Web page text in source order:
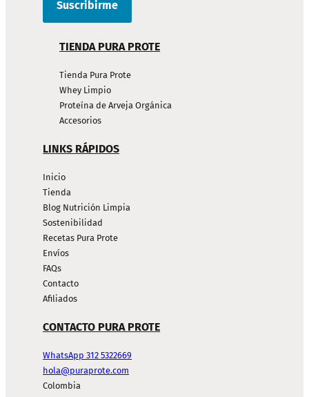
TIENDA PURA PROTE
Tienda Pura Prote
Whey Limpio
Proteína de Arveja Orgánica
Accesorios
LINKS RÁPIDOS
Inicio
Tienda
Blog Nutrición Limpia
Sostenibilidad
Recetas Pura Prote
Envíos
FAQs
Contacto
Afiliados
CONTACTO PURA PROTE
WhatsApp 312 5322669
hola@puraprote.com
Colombia